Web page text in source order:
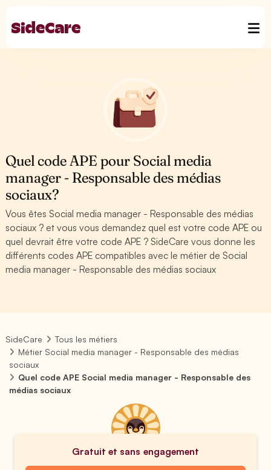
Quel code APE pour Social media
manager - Responsable des médias
sociaux?
Vous êtes Social media manager - Responsable des médias
sociaux ? et vous vous demandez quel est votre code APE ou
quel devrait être votre code APE ? SideCare vous donne les
différents codes APE compatibles avec le métier de Social
media manager - Responsable des médias sociaux
SideCare
Tous les métiers
Métier Social media manager - Responsable des médias
sociaux
Quel code APE Social media manager - Responsable des
médias sociaux
Gratuit et sans engagement